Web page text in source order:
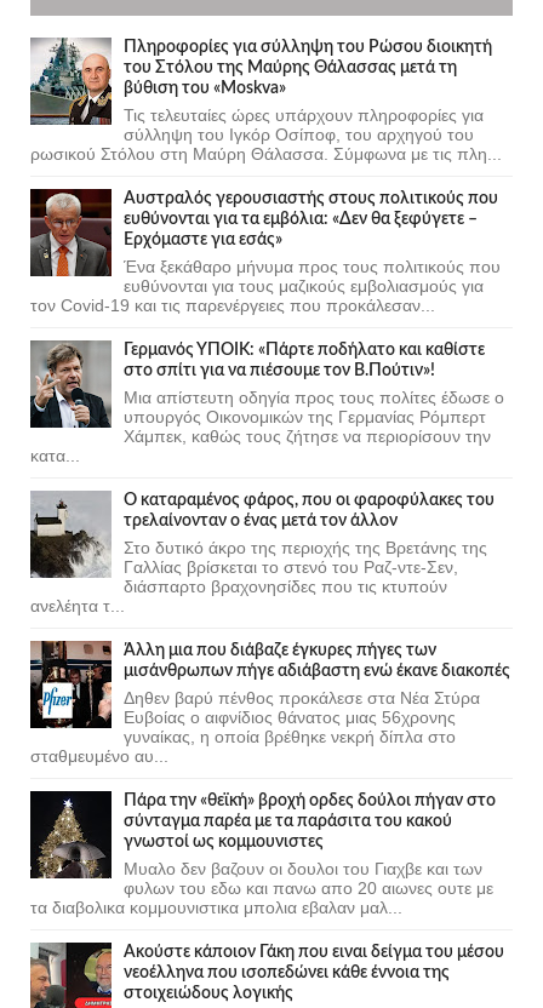
Πληροφορίες για σύλληψη του Ρώσου διοικητή
του Στόλου της Mαύρης Θάλασσας μετά τη
βύθιση του «Moskva»
Τις τελευταίες ώρες υπάρχουν πληροφορίες για
σύλληψη του Ιγκόρ Οσίποφ, του αρχηγού του
ρωσικού Στόλου στη Μαύρη Θάλασσα. Σύμφωνα με τις πλη...
Αυστραλός γερουσιαστής στους πολιτικούς που
ευθύνονται για τα εμβόλια: «Δεν θα ξεφύγετε –
Ερχόμαστε για εσάς»
Ένα ξεκάθαρο μήνυμα προς τους πολιτικούς που
ευθύνονται για τους μαζικούς εμβολιασμούς για
τον Covid-19 και τις παρενέργειες που προκάλεσαν...
Γερμανός ΥΠΟΙΚ: «Πάρτε ποδήλατο και καθίστε
στο σπίτι για να πιέσουμε τον Β.Πούτιν»!
Μια απίστευτη οδηγία προς τους πολίτες έδωσε ο
υπουργός Οικονομικών της Γερμανίας Ρόμπερτ
Χάμπεκ, καθώς τους ζήτησε να περιορίσουν την
κατα...
Ο καταραμένος φάρος, που οι φαροφύλακες του
τρελαίνονταν ο ένας μετά τον άλλον
Στο δυτικό άκρο της περιοχής της Βρετάνης της
Γαλλίας βρίσκεται το στενό του Ραζ-ντε-Σεν,
διάσπαρτο βραχονησίδες που τις κτυπούν
ανελέητα τ...
Άλλη μια που διάβαζε έγκυρες πήγες των
μισάνθρωπων πήγε αδιάβαστη ενώ έκανε διακοπές
Δηθεν βαρύ πένθος προκάλεσε στα Νέα Στύρα
Ευβοίας ο αιφνίδιος θάνατος μιας 56χρονης
γυναίκας, η οποία βρέθηκε νεκρή δίπλα στο
σταθμευμένο αυ...
Πάρα την «θεϊκή» βροχή ορδες δούλοι πήγαν στο
σύνταγμα παρέα με τα παράσιτα του κακού
γνωστοί ως κομμουνιστες
Μυαλο δεν βαζουν οι δουλοι του Γιαχβε και των
φυλων του εδω και πανω απο 20 αιωνες ουτε με
τα διαβολικα κομμουνιστικα μπολια εβαλαν μαλ...
Ακούστε κάποιον Γάκη που ειναι δείγμα του μέσου
νεοέλληνα που ισοπεδώνει κάθε έννοια της
στοιχειώδους λογικής